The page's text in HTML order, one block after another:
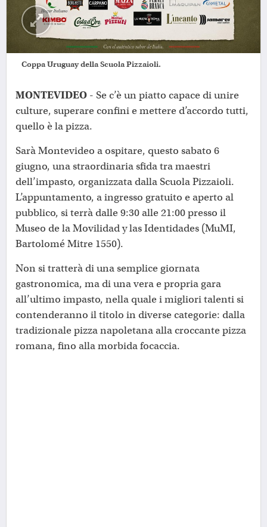
Coppa Uruguay della Scuola Pizzaioli.
MONTEVIDEO - Se c’è un piatto capace di unire
culture, superare confini e mettere d’accordo tutti,
quello è la pizza.
Sarà Montevideo a ospitare, questo sabato 6
giugno, una straordinaria sfida tra maestri
dell’impasto, organizzata dalla Scuola Pizzaioli.
L’appuntamento, a ingresso gratuito e aperto al
pubblico, si terrà dalle 9:30 alle 21:00 presso il
Museo de la Movilidad y las Identidades (MuMI,
Bartolomé Mitre 1550).
Non si tratterà di una semplice giornata
gastronomica, ma di una vera e propria gara
all’ultimo impasto, nella quale i migliori talenti si
contenderanno il titolo in diverse categorie: dalla
tradizionale pizza napoletana alla croccante pizza
romana, fino alla morbida focaccia.